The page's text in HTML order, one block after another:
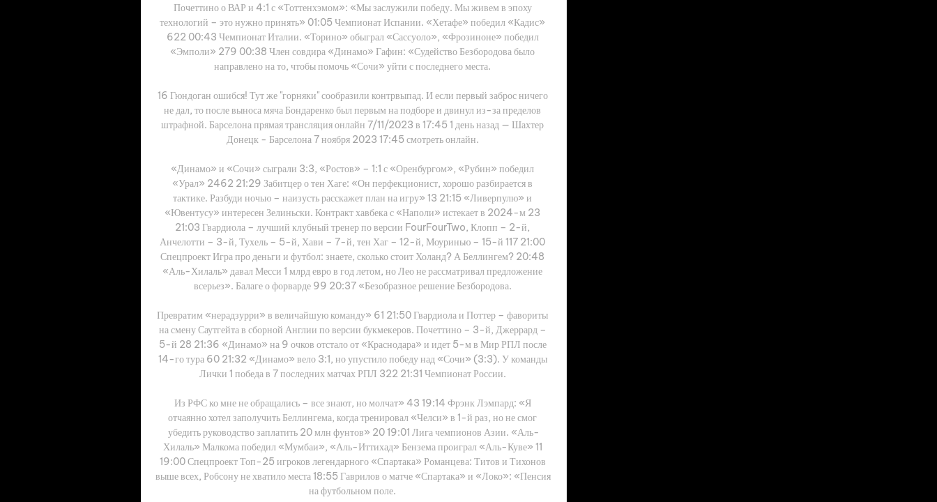
Почеттино о ВАР и 4:1 с «Тоттенхэмом»: «Мы заслужили победу. Мы живем в эпоху
технологий – это нужно принять» 01:05 Чемпионат Испании. «Хетафе» победил «Кадис»
622 00:43 Чемпионат Италии. «Торино» обыграл «Сассуоло», «Фрозиноне» победил
«Эмполи» 279 00:38 Член совдира «Динамо» Гафин: «Судейство Безбородова было
направлено на то, чтобы помочь «Сочи» уйти с последнего места.
16 Гюндоган ошибся! Тут же "горняки" сообразили контрвыпад. И если первый заброс ничего
не дал, то после выноса мяча Бондаренко был первым на подборе и двинул из-за пределов
штрафной. Барселона прямая трансляция онлайн 7/11/2023 в 17:45 1 день назад — Шахтер
Донецк - Барселона 7 ноября 2023 17:45 смотреть онлайн.
«Динамо» и «Сочи» сыграли 3:3, «Ростов» – 1:1 с «Оренбургом», «Рубин» победил
«Урал» 2462 21:29 Забитцер о тен Хаге: «Он перфекционист, хорошо разбирается в
тактике. Разбуди ночью – наизусть расскажет план на игру» 13 21:15 «Ливерпулю» и
«Ювентусу» интересен Зелиньски. Контракт хавбека с «Наполи» истекает в 2024-м 23
21:03 Гвардиола – лучший клубный тренер по версии FourFourTwo, Клопп – 2-й,
Анчелотти – 3-й, Тухель – 5-й, Хави – 7-й, тен Хаг – 12-й, Моуринью – 15-й 117 21:00
Спецпроект Игра про деньги и футбол: знаете, сколько стоит Холанд? А Беллингем? 20:48
«Аль-Хилаль» давал Месси 1 млрд евро в год летом, но Лео не рассматривал предложение
всерьез». Балаге о форварде 99 20:37 «Безобразное решение Безбородова.
Превратим «нерадзурри» в величайшую команду» 61 21:50 Гвардиола и Поттер – фавориты
на смену Саутгейта в сборной Англии по версии букмекеров. Почеттино – 3-й, Джеррард –
5-й 28 21:36 «Динамо» на 9 очков отстало от «Краснодара» и идет 5-м в Мир РПЛ после
14-го тура 60 21:32 «Динамо» вело 3:1, но упустило победу над «Сочи» (3:3). У команды
Лички 1 победа в 7 последних матчах РПЛ 322 21:31 Чемпионат России.
Из РФС ко мне не обращались – все знают, но молчат» 43 19:14 Фрэнк Лэмпард: «Я
отчаянно хотел заполучить Беллингема, когда тренировал «Челси» в 1-й раз, но не смог
убедить руководство заплатить 20 млн фунтов» 20 19:01 Лига чемпионов Азии. «Аль-
Хилаль» Малкома победил «Мумбаи», «Аль-Иттихад» Бензема проиграл «Аль-Куве» 11
19:00 Спецпроект Топ-25 игроков легендарного «Спартака» Романцева: Титов и Тихонов
выше всех, Робсону не хватило места 18:55 Гаврилов о матче «Спартака» и «Локо»: «Пенсия
на футбольном поле.